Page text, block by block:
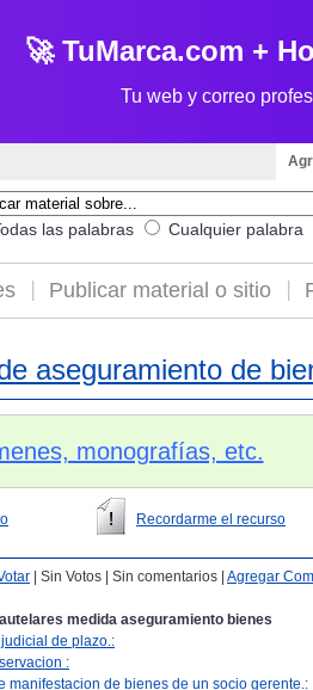
🚀 TuMarca.com +
Tu web y correo
las palabras Cualquier palabra
Publicar material o sitio
aseguramiento de
monografías, etc.
Recordarme el recurso
| Sin Votos | Sin comentarios | Agregar
medida aseguramiento bienes
de plazo.:
:
de bienes de un socio gerente.: